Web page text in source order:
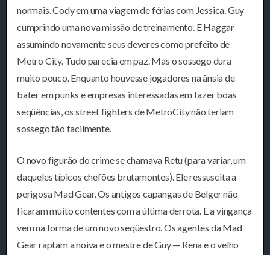
normais. Cody em uma viagem de férias com Jessica. Guy
cumprindo uma nova missão de treinamento. E Haggar
assumindo novamente seus deveres como prefeito de
Metro City. Tudo parecia em paz. Mas o sossego dura
muito pouco. Enquanto houvesse jogadores na ânsia de
bater em punks e empresas interessadas em fazer boas
seqüências, os street fighters de MetroCity não teriam
sossego tão facilmente.
O novo figurão do crime se chamava Retu (para variar, um
daqueles típicos chefões brutamontes). Ele ressuscita a
perigosa Mad Gear. Os antigos capangas de Belger não
ficaram muito contentes com a última derrota. E a vingança
vem na forma de um novo seqüestro. Os agentes da Mad
Gear raptam a noiva e o mestre de Guy — Rena e o velho